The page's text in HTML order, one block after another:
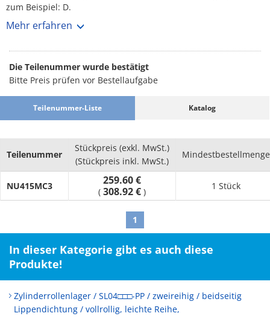
zum Beispiel: D.
dem Spurkranz des Laufrades gering ist.
Mehr erfahren
Die Teilenummer wurde bestätigt
Bitte Preis prüfen vor Bestellaufgabe
Teilenummer-Liste Katalog
Teilenummer
Stückpreis (exkl. MwSt.)
(Stückpreis inkl. MwSt.)
Mindestbestellmenge
NU415MC3 259.60 €
( 308.92 € )
1 Stück
1
In dieser Kategorie gibt es auch diese
Produkte!
Zylinderrollenlager / SL04□□□-PP / zweireihig / beidseitig
Lippendichtung / vollrollig, leichte Reihe,